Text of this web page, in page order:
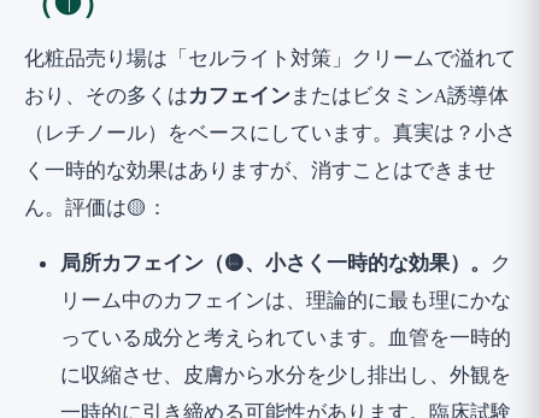
化粧品売り場は「セルライト対策」クリームで溢れて
おり、その多くはカフェインまたはビタミンA誘導体
（レチノール）をベースにしています。真実は？小さ
く一時的な効果はありますが、消すことはできませ
ん。評価は🟡：
局所カフェイン（🟡、小さく一時的な効果）。 ク
リーム中のカフェインは、理論的に最も理にかな
っている成分と考えられています。血管を一時的
に収縮させ、皮膚から水分を少し排出し、外観を